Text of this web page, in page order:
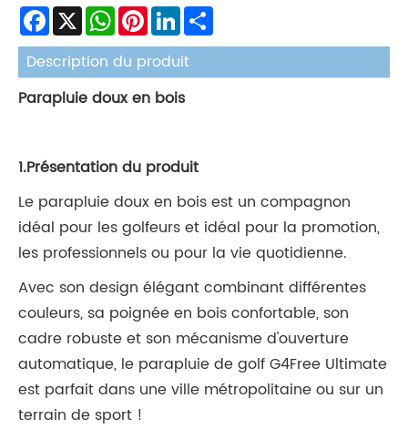
Facebook
X WhatsAppPinterestLinkedIn
Description du produit
Parapluie doux en bois
1.Présentation du produit
Le parapluie doux en bois est un compagnon
idéal pour les golfeurs et idéal pour la promotion,
les professionnels ou pour la vie quotidienne.
Avec son design élégant combinant différentes
couleurs, sa poignée en bois confortable, son
cadre robuste et son mécanisme d'ouverture
automatique, le parapluie de golf G4Free Ultimate
est parfait dans une ville métropolitaine ou sur un
terrain de sport !